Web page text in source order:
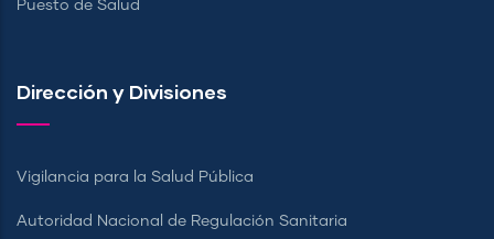
Puesto de Salud
Dirección y Divisiones
Vigilancia para la Salud Pública
Autoridad Nacional de Regulación Sanitaria